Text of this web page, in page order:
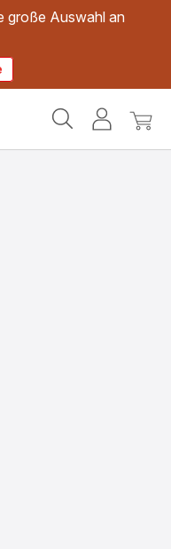
große Auswahl an
Mein
Mein